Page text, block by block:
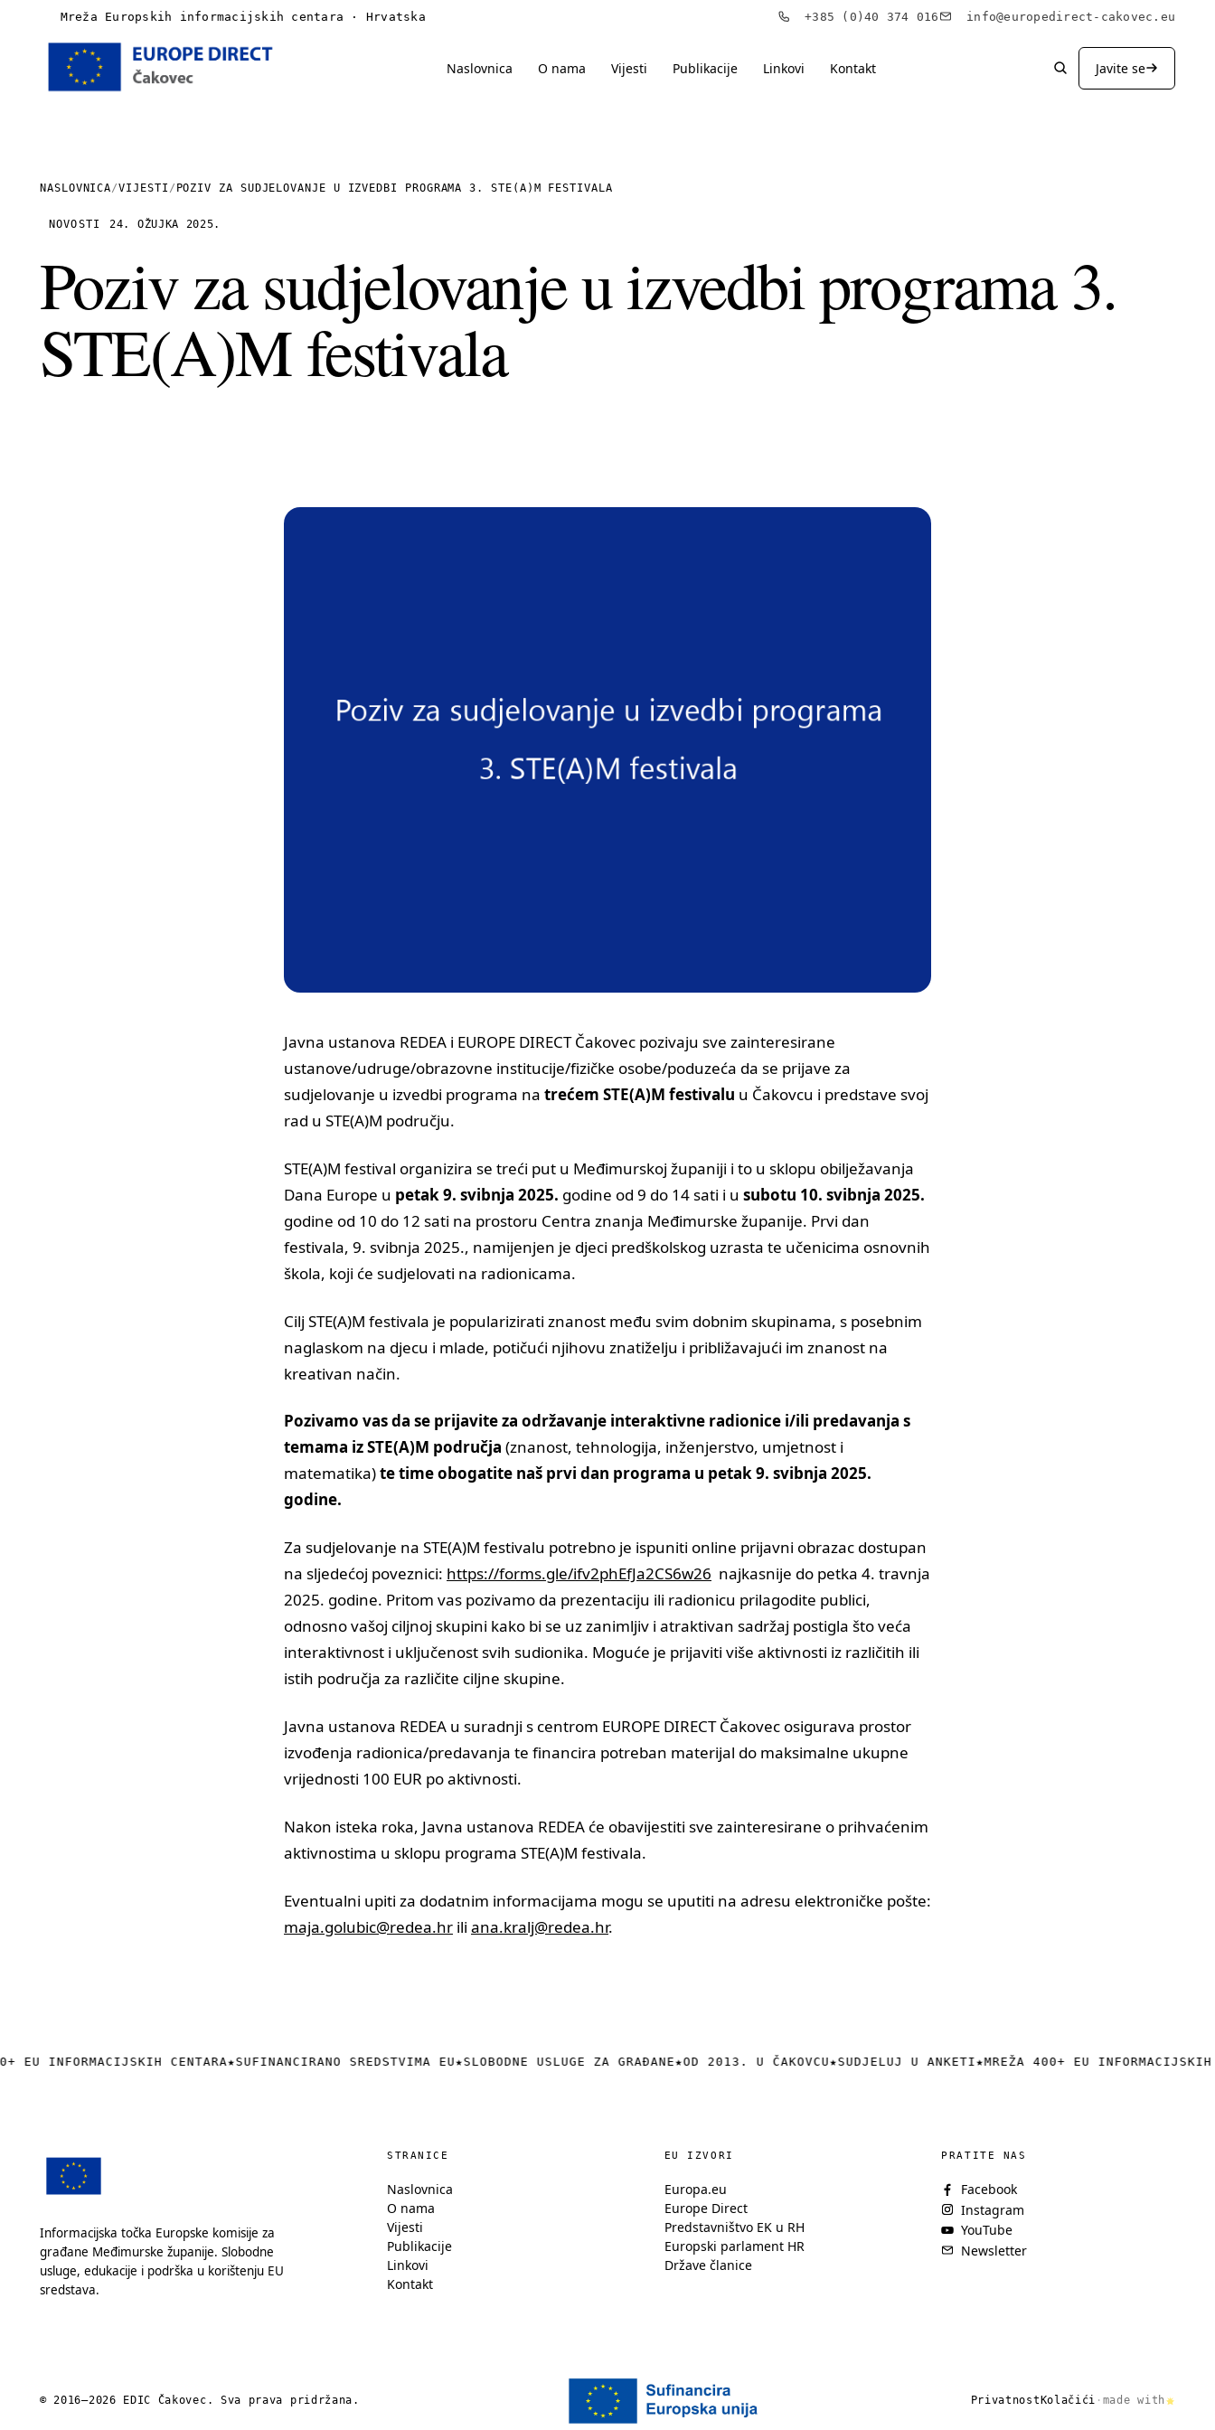
Mreža Europskih informacijskih centara · Hrvatska +385 (0)40 374 016 info@europedirect-cakovec.eu
Naslovnica O nama Vijesti Publikacije Linkovi Kontakt Javite se
Vijesti
Publikacije
Kontakt
NASLOVNICA/VIJESTI / POZIV ZA SUDJELOVANJE U IZVEDBI PROGRAMA 3. STE(A)M FESTIVALA
NOVOSTI 24. OŽUJKA 2025.
Poziv za sudjelovanje u izvedbi programa 3.
STE(A)M festivala
Javna ustanova REDEA i EUROPE DIRECT Čakovec pozivaju sve zainteresirane
ustanove/udruge/obrazovne institucije/fizičke osobe/poduzeća da se prijave za
sudjelovanje u izvedbi programa na trećem STE(A)M festivalu u Čakovcu i predstave svoj
rad u STE(A)M području.
STE(A)M festival organizira se treći put u Međimurskoj županiji i to u sklopu obilježavanja
Dana Europe u petak9. svibnja 2025. godine od 9 do 14 sati i u subotu 10. svibnja 2025.
godine od 10 do 12 sati na prostoru Centra znanja Međimurske županije. Prvi dan
festivala, 9. svibnja 2025., namijenjen je djeci predškolskog uzrasta te učenicima osnovnih
škola, koji će sudjelovati na radionicama.
Cilj STE(A)M festivala je popularizirati znanost među svim dobnim skupinama, s posebnim
naglaskom na djecu i mlade, potičući njihovu znatiželju i približavajući im znanost na
kreativan način.
Pozivamo vas da se prijavite za održavanje interaktivne radionice i/ili predavanja s
temama iz STE(A)M područja (znanost, tehnologija, inženjerstvo, umjetnost i
matematika)te time obogatite naš prvi dan programa u petak 9. svibnja 2025.
godine.
Za sudjelovanje na STE(A)M festivalu potrebno je ispuniti online prijavni obrazac dostupan
na sljedećoj poveznici: https://forms.gle/ifv2phEfJa2CS6w26 najkasnije do petka 4. travnja
2025. godine. Pritom vas pozivamo da prezentaciju ili radionicu prilagodite publici,
odnosno vašoj ciljnoj skupini kako bi se uz zanimljiv i atraktivan sadržaj postigla što veća
interaktivnost i uključenost svih sudionika. Moguće je prijaviti više aktivnosti iz različitih ili
istih područja za različite ciljne skupine.
Javna ustanova REDEA u suradnji s centrom EUROPE DIRECT Čakovec osigurava prostor
izvođenja radionica/predavanja te financira potreban materijal do maksimalne ukupne
vrijednosti 100 EUR po aktivnosti.
Nakon isteka roka, Javna ustanova REDEA će obavijestiti sve zainteresirane o prihvaćenim
aktivnostima u sklopu programa STE(A)M festivala.
Eventualni upiti za dodatnim informacijama mogu se uputiti na adresu elektroničke pošte:
maja.golubic@redea.hr ili ana.kralj@redea.hr.
EU INFORMACIJSKIH CENTARA★SUFINANCIRANO SREDSTVIMA EU★SLOBODNE USLUGE ZA GRAĐANE★OD 2013. U ČAKOVCU★SUDJELUJ U ANKETI★MREŽA 400+ EU INFORMACIJSKIH
Informacijska točka Europske komisije za
građane Međimurske županije. Slobodne
usluge, edukacije i podrška u korištenju EU
sredstava.
STRANICE
Naslovnica
O nama
Vijesti
Publikacije
Linkovi
Kontakt
EU IZVORI
Europa.eu
Europe Direct
Predstavništvo EK u RH
Europski parlament HR
Države članice
PRATITE NAS
Facebook
Instagram
YouTube
Newsletter
© 2016—2026 EDIC Čakovec. Sva prava pridržana. Privatnost Kolačići · made with